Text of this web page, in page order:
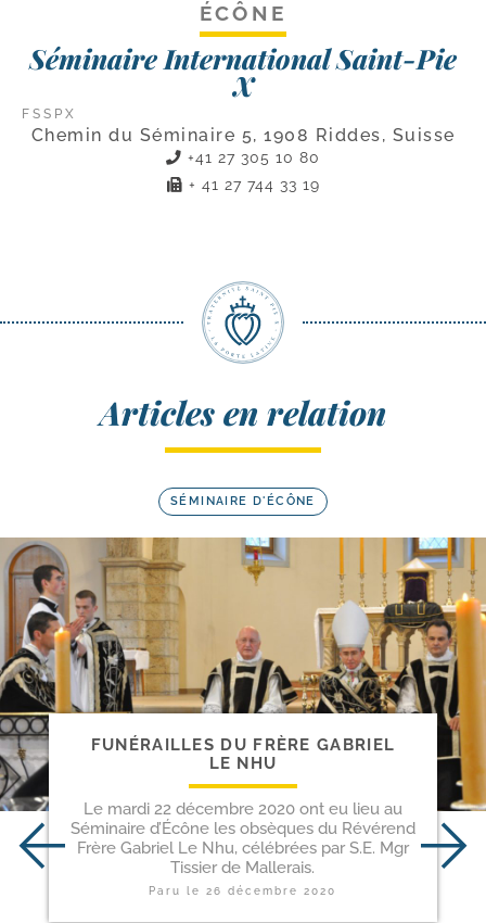
ÉCÔNE
Séminaire International Saint-Pie
X
FSSPX
Chemin du Séminaire 5, 1908 Riddes, Suisse
+41 27 305 10 80
+ 41 27 744 33 19
Articles en relation
SÉMINAIRE D'ÉCÔNE
FUNÉRAILLES DU FRÈRE GABRIEL
LE NHU
Le mardi 22 décembre 2020 ont eu lieu au
Séminaire d’Écône les obsèques du Révérend
Frère Gabriel Le Nhu, célébrées par S.E. Mgr
Tissier de Mallerais.
Paru le26 décembre 2020